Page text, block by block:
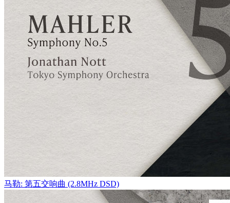
马勒: 第五交响曲 (2.8MHz DSD)